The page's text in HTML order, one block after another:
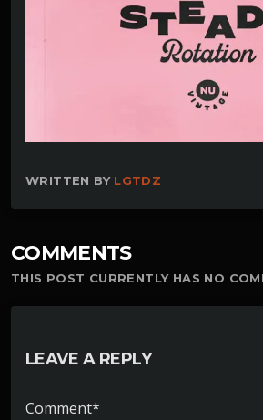
WRITTEN BY LGTDZ
COMMENTS
THIS POST CURRENTLY HAS NO
LEAVE A REPLY
Comment*